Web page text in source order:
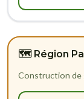
🗺️ Région
Construction de